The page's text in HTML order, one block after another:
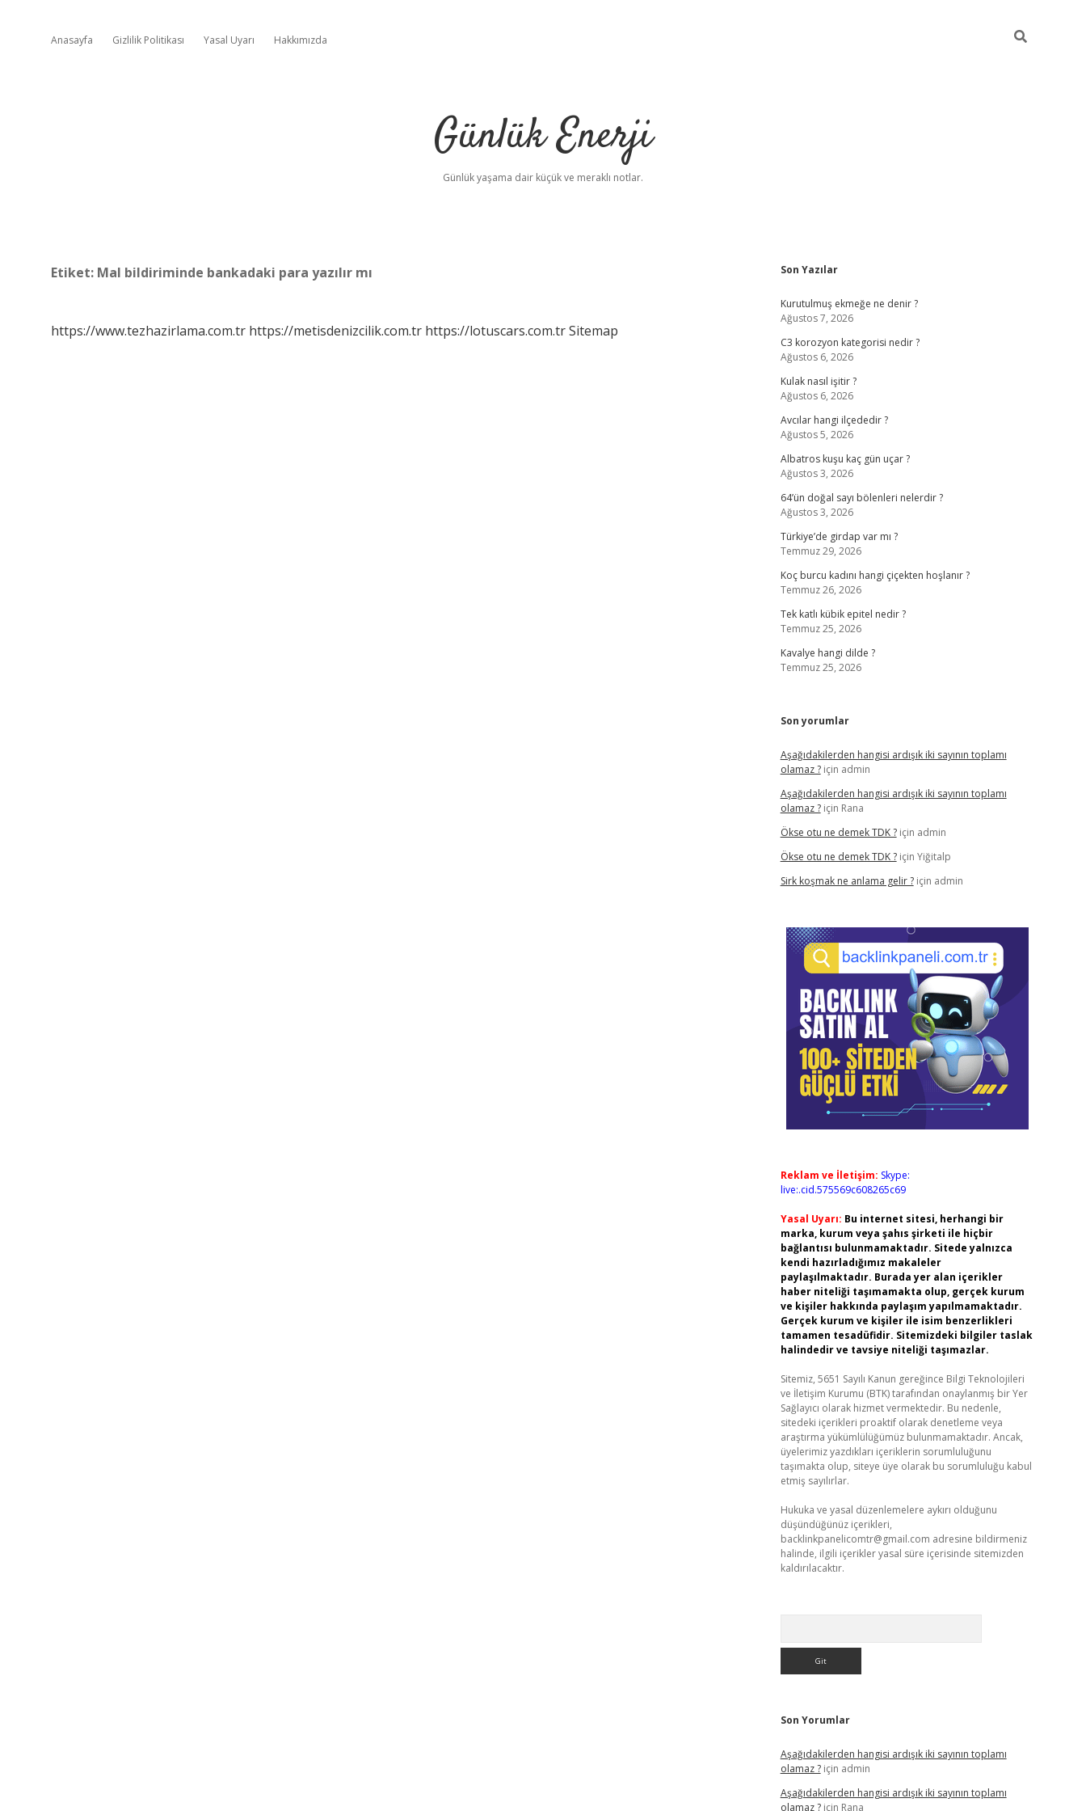
Anasayfa Gizlilik Politikası Yasal Uyarı Hakkımızda
Günlük Enerji
Günlük yaşama dair küçük ve meraklı notlar.
Etiket: Mal bildiriminde bankadaki para yazılır mı
https://www.tezhazirlama.com.tr https://metisdenizcilik.com.tr https://lotuscars.com.trSitemap
Sidebar
Son Yazılar
Kurutulmuş ekmeğe ne denir ?
Ağustos 7, 2026
C3 korozyon kategorisi nedir ?
Ağustos 6, 2026
Kulak nasıl işitir ?
Ağustos 6, 2026
Avcılar hangi ilçededir ?
Ağustos 5, 2026
Albatros kuşu kaç gün uçar ?
Ağustos 3, 2026
64’ün doğal sayı bölenleri nelerdir ?
Ağustos 3, 2026
Türkiye’de girdap var mı ?
Temmuz 29, 2026
Koç burcu kadını hangi çiçekten hoşlanır ?
Temmuz 26, 2026
Tek katlı kübik epitel nedir ?
Temmuz 25, 2026
Kavalye hangi dilde ?
Temmuz 25, 2026
Son yorumlar
Aşağıdakilerden hangisi ardışık iki sayının toplamı
olamaz ?için admin
Aşağıdakilerden hangisi ardışık iki sayının toplamı
olamaz ?için Rana
Ökse otu ne demek TDK ?için admin
Ökse otu ne demek TDK ?için Yiğitalp
Sirk koşmak ne anlama gelir ?için admin
Reklam ve İletişim: Skype:
live:.cid.575569c608265c69
Yasal Uyarı: Bu internet sitesi, herhangi bir
marka, kurum veya şahıs şirketi ile hiçbir
bağlantısı bulunmamaktadır. Sitede yalnızca
kendi hazırladığımız makaleler
paylaşılmaktadır. Burada yer alan içerikler
haber niteliği taşımamakta olup, gerçek kurum
ve kişiler hakkında paylaşım yapılmamaktadır.
Gerçek kurum ve kişiler ile isim benzerlikleri
tamamen tesadüfidir. Sitemizdeki bilgiler taslak
halindedir ve tavsiye niteliği taşımazlar.
Sitemiz, 5651 Sayılı Kanun gereğince Bilgi Teknolojileri
ve İletişim Kurumu (BTK) tarafından onaylanmış bir Yer
Sağlayıcı olarak hizmet vermektedir. Bu nedenle,
sitedeki içerikleri proaktif olarak denetleme veya
araştırma yükümlülüğümüz bulunmamaktadır. Ancak,
üyelerimiz yazdıkları içeriklerin sorumluluğunu
taşımakta olup, siteye üye olarak bu sorumluluğu kabul
etmiş sayılırlar.
Hukuka ve yasal düzenlemelere aykırı olduğunu
düşündüğünüz içerikleri,
backlinkpanelicomtr@gmail.com adresine bildirmeniz
halinde, ilgili içerikler yasal süre içerisinde sitemizden
kaldırılacaktır.
Son Yorumlar
Aşağıdakilerden hangisi ardışık iki sayının toplamı
olamaz ?için admin
Aşağıdakilerden hangisi ardışık iki sayının toplamı
olamaz ?için Rana
elexbet yeni adresi